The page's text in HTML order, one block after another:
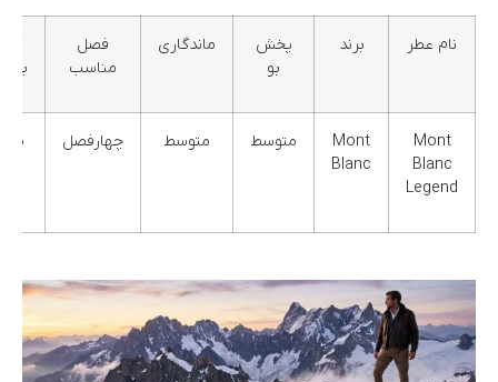
نام عطر برند
پخش
بو
ماندگاری
فصل
مناسب
Mont
Blanc
Legend
Mont
Blanc
متوسط متوسط چهارفصل